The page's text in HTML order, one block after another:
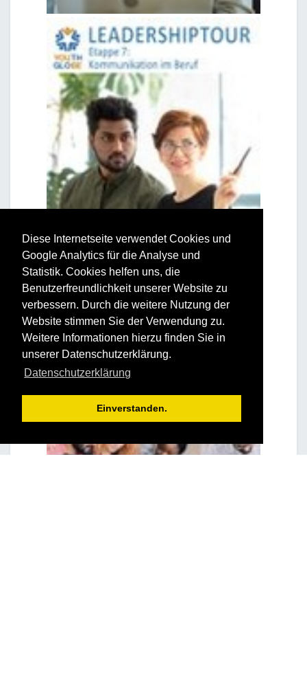
Diese Internetseite verwendet Cookies und
Google Analytics für die Analyse und
Statistik. Cookies helfen uns, die
Benutzerfreundlichkeit unserer Website zu
verbessern. Durch die weitere Nutzung der
Website stimmen Sie der Verwendung zu.
Weitere Informationen hierzu finden Sie in
unserer Datenschutzerklärung.
Datenschutzerklärung
Einverstanden.